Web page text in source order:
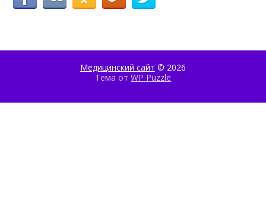
Медицинский сайт © 2026
Тема от WP Puzzle